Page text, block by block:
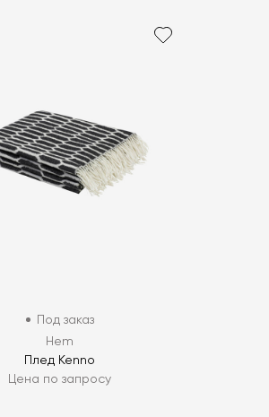
Под заказ
Hem
Плед Kenno
Цена по запросу